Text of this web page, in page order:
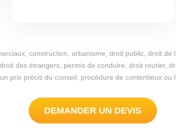
construction, urbanisme, droit public, droit de
des étrangers, permis de conduire, droit routier,
prix précis du conseil, procédure de contentieux
DEMANDER UN DEVIS